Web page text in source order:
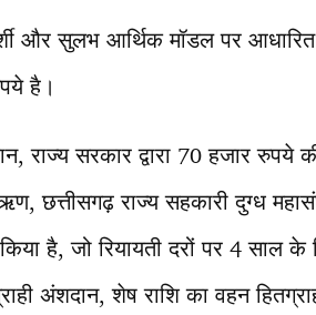
और सुलभ आर्थिक मॉडल पर
है।
राज्य सरकार द्वारा 70 हजार रुपये
छत्तीसगढ़ राज्य सहकारी दुग्ध
है, जो रियायती दरों पर 4 साल
अंशदान, शेष राशि का वहन